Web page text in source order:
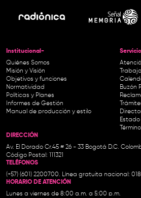
Institucional-
Quiénes Somos
Misión y Visión
Objetivos y funciones
Normatividad
Políticas y Planes
Informes de Gestión
Manual de producción y estilo
Buzón
DIRECCIÓN
Av. El Dorado Cr.45 # 26 - 33 Bogotá D.C.
Código Postal: 111321
TELÉFONOS
(+57) (601) 2200700. Línea gratuita nacional:
HORARIO DE ATENCIÓN
Lunes a viernes de 8:00 a.m. a 5:00 p.m.